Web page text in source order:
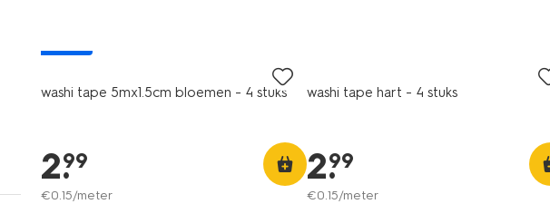
washi tape 5mx1.5cm bloemen - 4 stuks
2.
99
€0.15/meter
washi tape hart - 4 stuks
2.
99
€0.15/meter